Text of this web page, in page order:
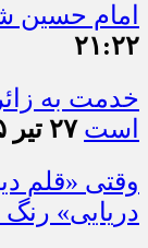
امام حسین
۲۱:۲۲
خدمت به
است ۲۷ تیر ۱۴۰۵ - ۲۰:۱۷
وقتی «قلم
دریایی»